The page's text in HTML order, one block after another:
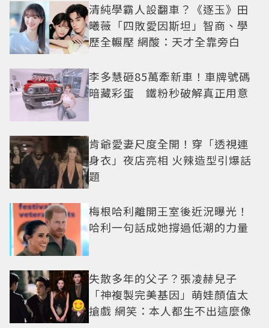
清純學霸人設翻車？《逐玉》田
曦薇「四敗愛因斯坦」智商、學
歷全輾壓 網酸：天才全靠旁白
李多慧砸85萬牽新車！車牌號碼
暗藏彩蛋 鐵粉秒破解真正用意
肯爺愛妻尺度全開！穿「透視連
身衣」夜店亮相 火辣造型引爆話
題
梅根哈利離開王室後近況曝光！
哈利一句話成她撐過低潮的力量
失散多年的父子？張凌赫兒子
「神複製完美基因」萌娃顏值太
搶戲 網笑：本人都生不出這麼像